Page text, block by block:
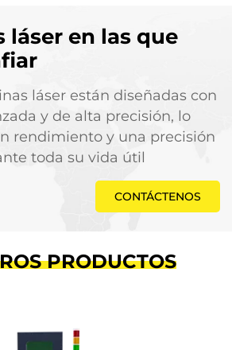
láser en las que
láser están diseñadas con
y de alta precisión, lo
rendimiento y una precisión
toda su vida útil
CONTÁCTENOS
PRODUCTOS